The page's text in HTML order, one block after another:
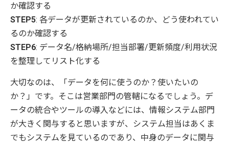
か確認する
STEP5: 各データが更新されているのか、どう使われてい
るのか確認する
STEP6: データ名/格納場所/担当部署/更新頻度/利用状況
を整理してリスト化する
大切なのは、「データを何に使うのか？使いたいの
か？」です。そこは営業部門の管轄になるでしょう。デ
ータの統合やツールの導入などには、情報システム部門
が大きく関与すると思いますが、システム担当はあくま
でもシステムを見ているのであり、中身のデータに関与